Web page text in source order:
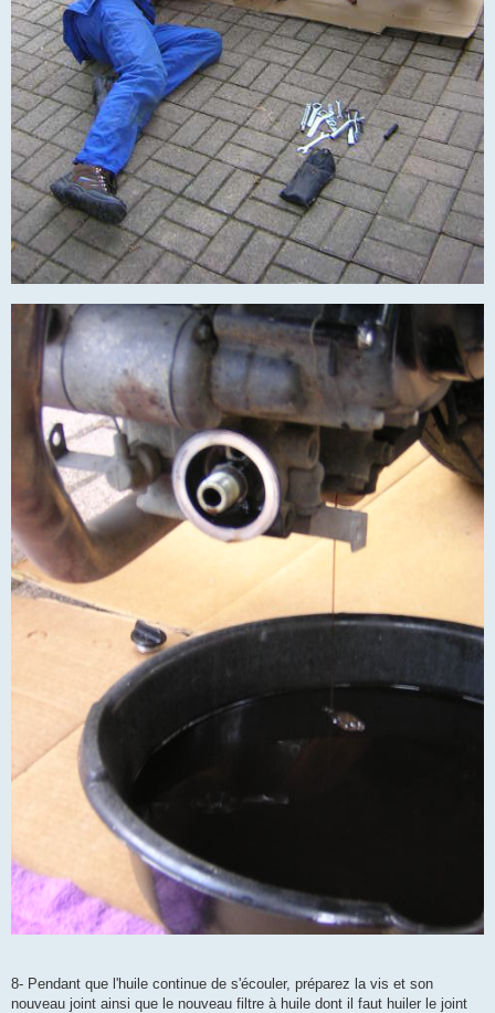
8- Pendant que l'huile continue de s'écouler, préparez la vis et son
nouveau joint ainsi que le nouveau filtre à huile dont il faut huiler le joint